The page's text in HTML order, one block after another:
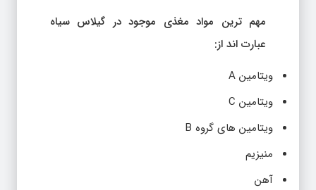
مهم ترین مواد مغذی موجود در گیلاس سیاه
عبارت اند از:
ویتامین A
ویتامین C
ویتامین های گروه B
منیزیم
آهن